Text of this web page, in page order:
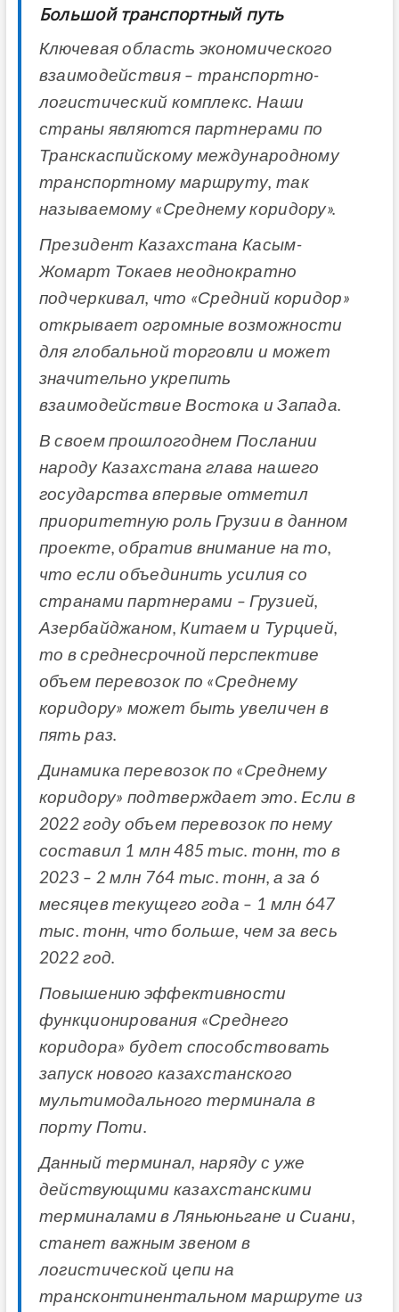
Большой транспортный путь
Ключевая область экономического
взаимодействия – транспортно-
логистический комплекс. Наши
страны являются партнерами по
Транскаспийскому международному
транспортному маршруту, так
называемому «Среднему коридору».
Президент Казахстана Касым-
Жомарт Токаев неоднократно
подчеркивал, что «Средний коридор»
открывает огромные возможности
для глобальной торговли и может
значительно укрепить
взаимодействие Востока и Запада.
В своем прошлогоднем Послании
народу Казахстана глава нашего
государства впервые отметил
приоритетную роль Грузии в данном
проекте, обратив внимание на то,
что если объединить усилия со
странами партнерами – Грузией,
Азербайджаном, Китаем и Турцией,
то в среднесрочной перспективе
объем перевозок по «Среднему
коридору» может быть увеличен в
пять раз.
Динамика перевозок по «Среднему
коридору» подтверждает это. Если в
2022 году объем перевозок по нему
составил 1 млн 485 тыс. тонн, то в
2023 – 2 млн 764 тыс. тонн, а за 6
месяцев текущего года – 1 млн 647
тыс. тонн, что больше, чем за весь
2022 год.
Повышению эффективности
функционирования «Среднего
коридора» будет способствовать
запуск нового казахстанского
мультимодального терминала в
порту Поти.
Данный терминал, наряду с уже
действующими казахстанскими
терминалами в Ляньюньгане и Сиани,
станет важным звеном в
логистической цепи на
трансконтинентальном маршруте из